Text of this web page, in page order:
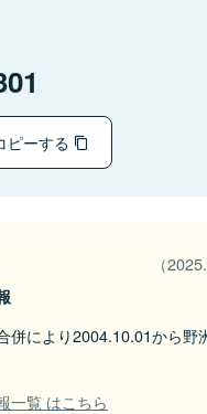
ピーする
（
併により2004.10.01から野
一覧 はこちら